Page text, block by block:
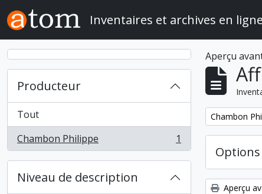
Skip to main content
Inventaires et archives en ligne
Producteur
Tout
Chambon Philippe
, 1 résultats 1
Niveau de description
Aperçu
Remove
Chambon
Options
Aperçu